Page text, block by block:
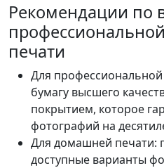
Рекомендации по
печати
Для
бумагу высшего
покрытием, которое
фотографий на
Для домашней печати:
доступные варианты